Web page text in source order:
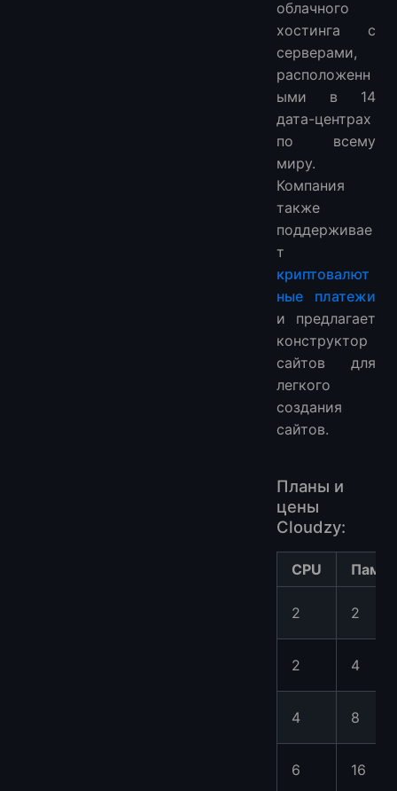
облачного
хостинга с
серверами,
расположенн
ыми в 14
дата-центрах
по всему
миру.
Компания
также
поддерживае
т
криптовалют
ные платежи
и предлагает
конструктор
сайтов для
легкого
создания
сайтов.
Планы и
цены
Cloudzy:
CPU
2 2
2 4
4 8
6 16